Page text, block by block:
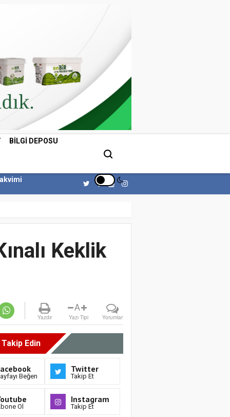
BILGI DEPOSU
Keklik
Yazdır
A
Yazı Tipi Yorumlar
Edin
Beğen
Twitter
Takip Et
Ol
Instagram
Takip Et